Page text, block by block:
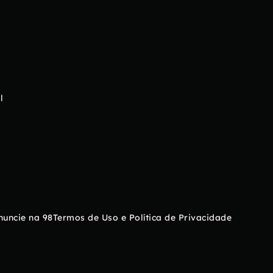
na 98Termos de Uso e Política de Privacidade